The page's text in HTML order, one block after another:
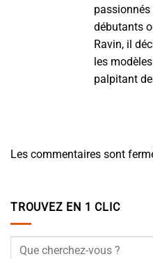
passionnés
débutants
Ravin, il
les
palpitant
Les commentaires sont
TROUVEZ EN 1 CLIC